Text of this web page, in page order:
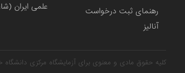
رهنمای ثبت درخواست
آنالیز
علمی ایران
کلیه حقوق مادی و معنوی برای آزمایشگاه مرکزی